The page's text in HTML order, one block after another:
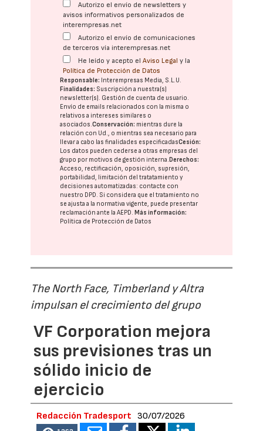
Autorizo el envío de newsletters y
avisos informativos personalizados de
interempresas.net
Autorizo el envío de comunicaciones
de terceros vía interempresas.net
He leído y acepto elAviso Legal y la
Política de Protección de Datos
Responsable: Interempresas Media, S.L.U.
Finalidades: Suscripción a nuestra(s)
newsletter(s). Gestión de cuenta de usuario.
Envío de emails relacionados con la misma o
relativos a intereses similares o
asociados.Conservación: mientras dure la
relación con Ud., o mientras sea necesario para
llevar a cabo las finalidades especificadasCesión:
Los datos pueden cederse a otras empresas del
grupo por motivos de gestión interna. Derechos:
Acceso, rectificación, oposición, supresión,
portabilidad, limitación del tratatamiento y
decisiones automatizadas: contacte con
nuestro DPD. Si considera que el tratamiento no
se ajusta a la normativa vigente, puede presentar
reclamación ante laAEPD. Más información:
Política de Protección de Datos
The North Face, Timberland y Altra
impulsan el crecimiento del grupo
VF Corporation mejora
sus previsiones tras un
sólido inicio de
ejercicio
Redacción Tradesport 30/07/2026